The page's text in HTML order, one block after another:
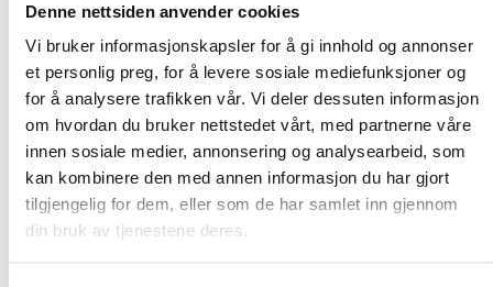
Denne nettsiden anvender cookies
Vi bruker informasjonskapsler for å gi innhold og annonser
et personlig preg, for å levere sosiale mediefunksjoner og
for å analysere trafikken vår. Vi deler dessuten informasjon
om hvordan du bruker nettstedet vårt, med partnerne våre
innen sosiale medier, annonsering og analysearbeid, som
kan kombinere den med annen informasjon du har gjort
tilgjengelig for dem, eller som de har samlet inn gjennom
din bruk av tjenestene deres.
FRAKT PÅ ORDRE 0-1499 kroner:
Pakke til hentested. Velg enten Postnord eller Bring i
handlekurven/checkout. Prisen avhenger av vekt eller volumvekt
på pakken.
Produkter som kan knuses eller skades via. transport sendes ikke.
Kjølevarer sendes heller ikke.
Levering på nærmeste post i butikk.
Maksmål: 35 kg / 120 x 60 x 60 cm
Med Sporing